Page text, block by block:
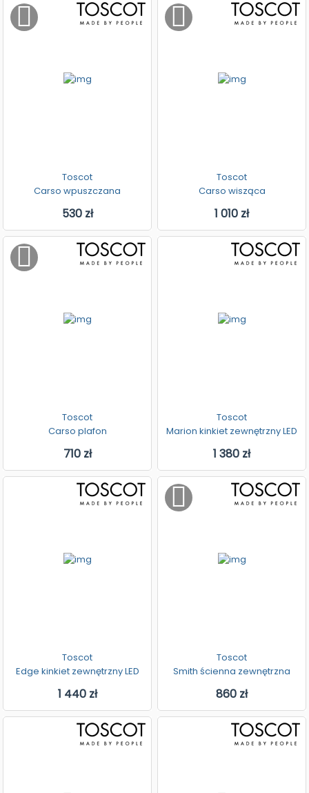
Toscot
Carso wpuszczana
530 zł
Toscot
Carso wisząca
1 010 zł
Toscot
Carso plafon
710 zł
Toscot
Marion kinkiet zewnętrzny LED
1 380 zł
Toscot
Edge kinkiet zewnętrzny LED
1 440 zł
Toscot
Smith ścienna zewnętrzna
860 zł